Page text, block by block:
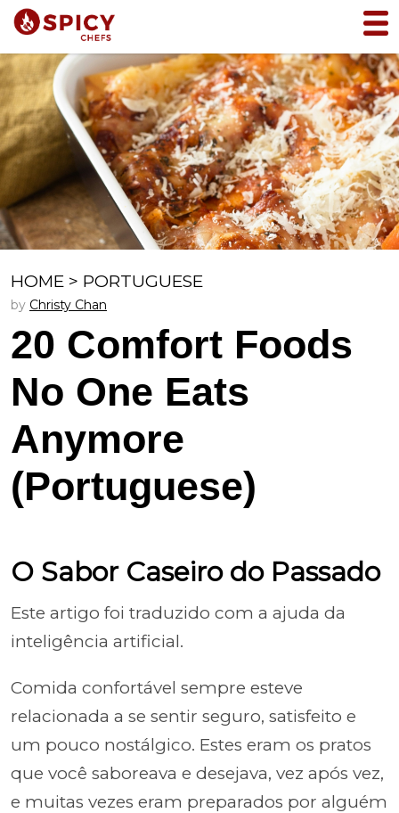
HOME > PORTUGUESE
by Christy Chan
20 Comfort Foods
No One Eats
Anymore
(Portuguese)
O Sabor Caseiro do Passado
Este artigo foi traduzido com a ajuda da
inteligência artificial.
Comida confortável sempre esteve
relacionada a se sentir seguro, satisfeito e
um pouco nostálgico. Estes eram os pratos
que você saboreava e desejava, vez após vez,
e muitas vezes eram preparados por alguém